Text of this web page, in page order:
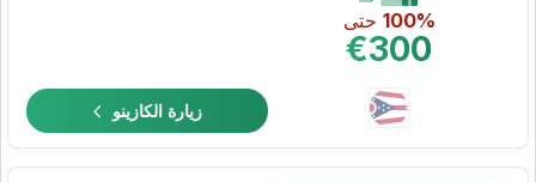
100%حتى
€300
زيارة الكازينو